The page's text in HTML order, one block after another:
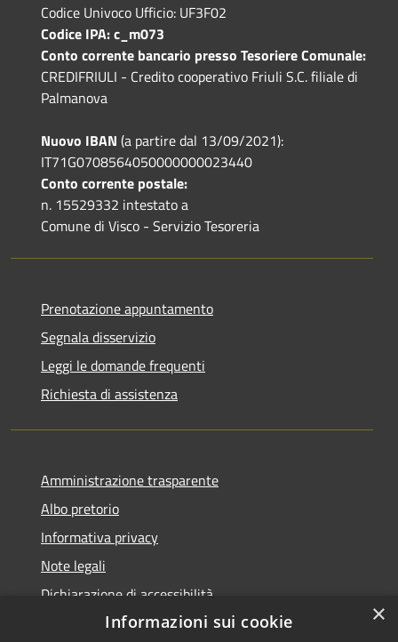
Codice Univoco Ufficio: UF3F02
Codice IPA: c_m073
Conto corrente bancario presso Tesoriere Comunale:
CREDIFRIULI - Credito cooperativo Friuli S.C. filiale di
Palmanova
Nuovo IBAN (a partire dal 13/09/2021):
IT71G0708564050000000023440
Conto corrente postale:
n. 15529332 intestato a
Comune di Visco - Servizio Tesoreria
Prenotazione appuntamento
Segnala disservizio
Leggi le domande frequenti
Richiesta di assistenza
Amministrazione trasparente
Albo pretorio
Informativa privacy
Note legali
Dichiarazione di accessibilità
×
Informazioni sui cookie